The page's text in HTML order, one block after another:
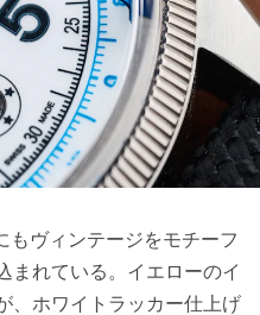
ヴィンテージをモチーフ
まれている。イエローのイ
、ホワイトラッカー仕上げ